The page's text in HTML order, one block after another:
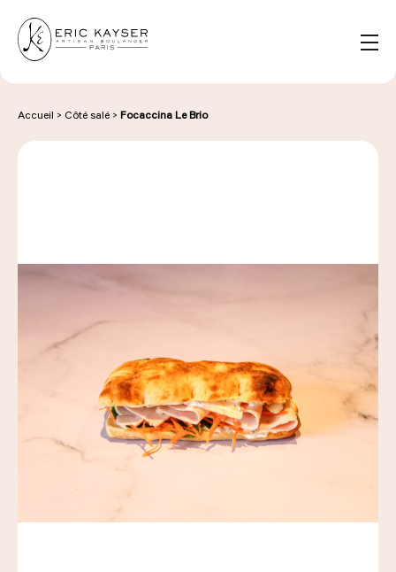
FR
ÉVÈNEMENTS & ENTREPRISES
LES COURS D'ÉRIC KAYSER
NOUS REJOINDRE
Accueil > Côté salé > Focaccina Le Brio